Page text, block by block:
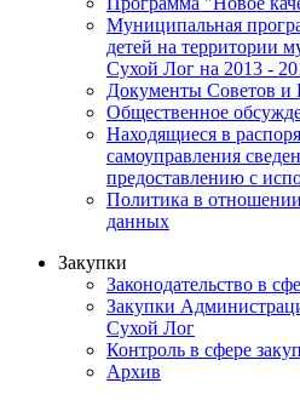
Муниципальная
детей на территории
Сухой Лог на 2013 -
Документы Советов и
Общественное
Находящиеся в
самоуправления
предоставлению с
Политика в
данных
Закупки
Законодательство в
Закупки
Сухой Лог
Контроль в сфере
Архив